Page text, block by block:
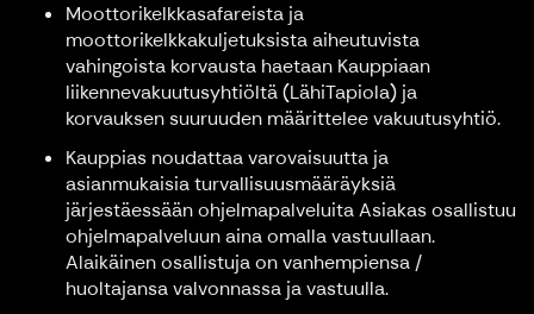
Moottorikelkkasafareista ja
moottorikelkkakuljetuksista aiheutuvista
vahingoista korvausta haetaan Kauppiaan
liikennevakuutusyhtiöltä (LähiTapiola) ja
korvauksen suuruuden määrittelee vakuutusyhtiö.
Kauppias noudattaa varovaisuutta ja
asianmukaisia turvallisuusmääräyksiä
järjestäessään ohjelmapalveluita Asiakas osallistuu
ohjelmapalveluun aina omalla vastuullaan.
Alaikäinen osallistuja on vanhempiensa /
huoltajansa valvonnassa ja vastuulla.